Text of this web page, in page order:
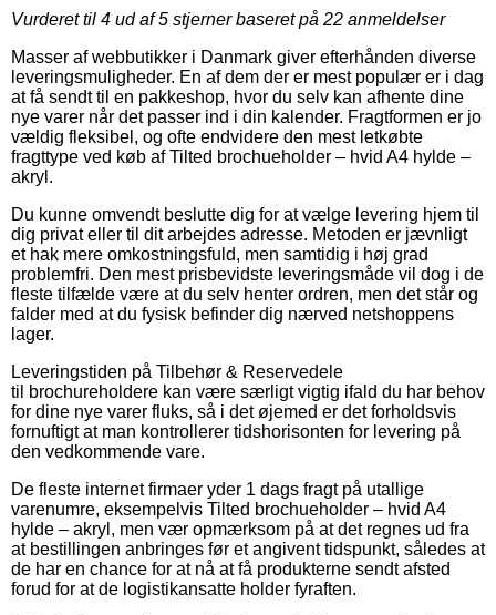
Vurderet til 4 ud af 5 stjerner baseret på 22 anmeldelser
Masser af webbutikker i Danmark giver efterhånden diverse
leveringsmuligheder. En af dem der er mest populær er i dag
at få sendt til en pakkeshop, hvor du selv kan afhente dine
nye varer når det passer ind i din kalender. Fragtformen er jo
vældig fleksibel, og ofte endvidere den mest letkøbte
fragttype ved køb af Tilted brochueholder – hvid A4 hylde –
akryl.
Du kunne omvendt beslutte dig for at vælge levering hjem til
dig privat eller til dit arbejdes adresse. Metoden er jævnligt
et hak mere omkostningsfuld, men samtidig i høj grad
problemfri. Den mest prisbevidste leveringsmåde vil dog i de
fleste tilfælde være at du selv henter ordren, men det står og
falder med at du fysisk befinder dig nærved netshoppens
lager.
Leveringstiden på Tilbehør & Reservedele
til brochureholdere kan være særligt vigtig ifald du har behov
for dine nye varer fluks, så i det øjemed er det forholdsvis
fornuftigt at man kontrollerer tidshorisonten for levering på
den vedkommende vare.
De fleste internet firmaer yder 1 dags fragt på utallige
varenumre, eksempelvis Tilted brochueholder – hvid A4
hylde – akryl, men vær opmærksom på at det regnes ud fra
at bestillingen anbringes før et angivent tidspunkt, således at
de har en chance for at nå at få produkterne sendt afsted
forud for at de logistikansatte holder fyraften.